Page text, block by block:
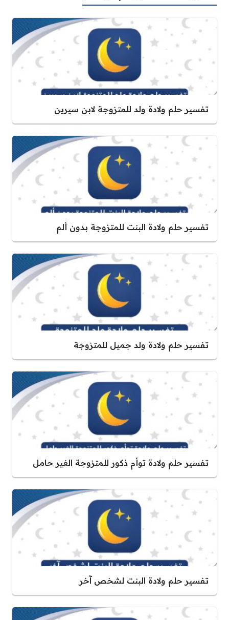
تفسير حلم ولادة ولد للمتزوجة لابن سيرين
تفسير حلم ولادة البنت للمتزوجة بدون ألم
تفسير حلم ولادة ولد جميل للمتزوجة
تفسير حلم ولادة توأم ذكور للمتزوجة الغير حامل
تفسير حلم ولادة البنت لشخص آخر